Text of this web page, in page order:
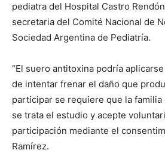
pediatra del Hospital Castro
secretaria del Comité Nacional de
Sociedad Argentina de Pediatría.
“El suero antitoxina podría
de intentar frenar el daño que
participar se requiere que la familia
se trata el estudio y acepte
participación mediante el
Ramírez.